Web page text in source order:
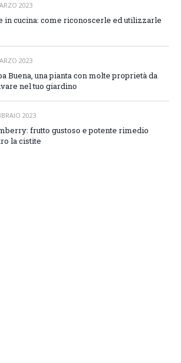
2023
in cucina: come riconoscerle ed utilizzarle
2023
Buena, una pianta con molte proprietà da
nel tuo giardino
2023
frutto gustoso e potente rimedio
la cistite